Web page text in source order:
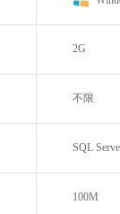
2G
不限
SQL
100M